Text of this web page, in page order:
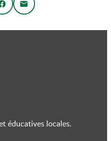
éducatives locales.